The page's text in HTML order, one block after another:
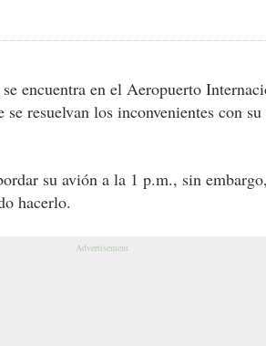
se encuentra en el Aeropuerto
se resuelvan los inconvenientes con
su avión a la 1 p.m., sin
hacerlo.